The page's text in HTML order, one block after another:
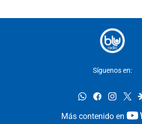
Síguenos en:
whatsappfacebook
Más contenido en